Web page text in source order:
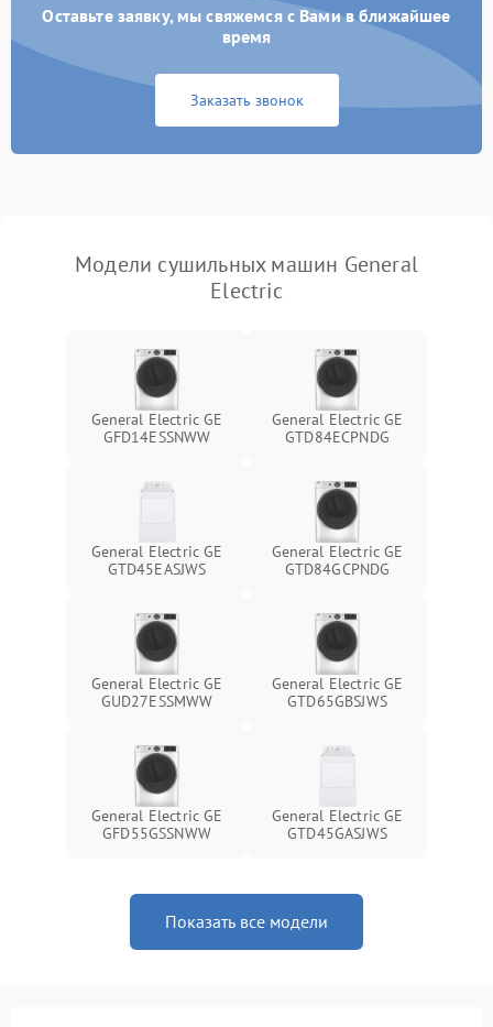
Не завершает программу Подробнее →
1500 ₽ Подробнее →
Оставьте заявку, мы свяжемся с Вами в ближайшее
время
Заказать звонок
Модели сушильных машин General
Electric
General Electric GE
GFD14ESSNWW
General Electric GE
GTD84ECPNDG
General Electric GE
GTD45EASJWS
General Electric GE
GTD84GCPNDG
General Electric GE
GUD27ESSMWW
General Electric GE
GTD65GBSJWS
General Electric GE
GFD55GSSNWW
General Electric GE
GTD45GASJWS
Показать все модели